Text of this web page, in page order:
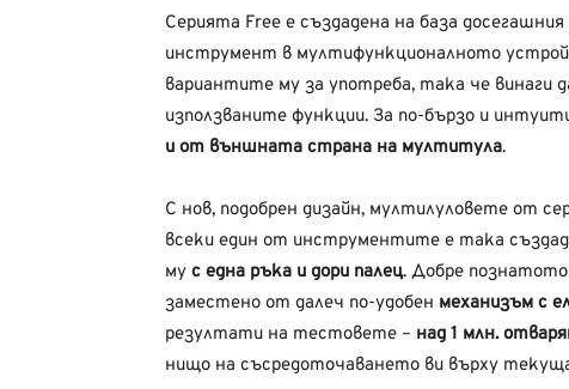
Серията Free е създадена на база
инструмент в мултифункционалното
вариантите му за употреба, така че винаги
използваните функции. За по-бързо и
и от външната страна на мултитула.
С нов, подобрен дизайн, мултилуловете от
всеки един от инструментите е така
му с една ръка и дори палец. Добре
заместено от далеч по-удобен механизъм с
резултати на тестовете – над 1 млн.
нищо на съсредоточаването ви върху